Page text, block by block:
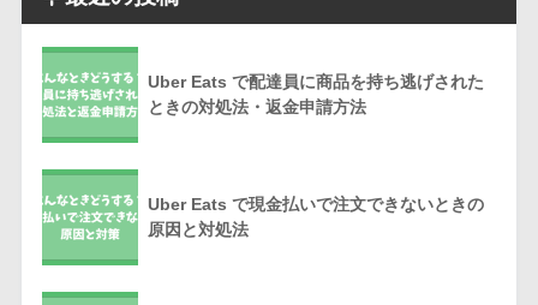
Uber Eats で配達員に商品を持ち逃げされた
ときの対処法・返金申請方法
Uber Eats で現金払いで注文できないときの
原因と対処法